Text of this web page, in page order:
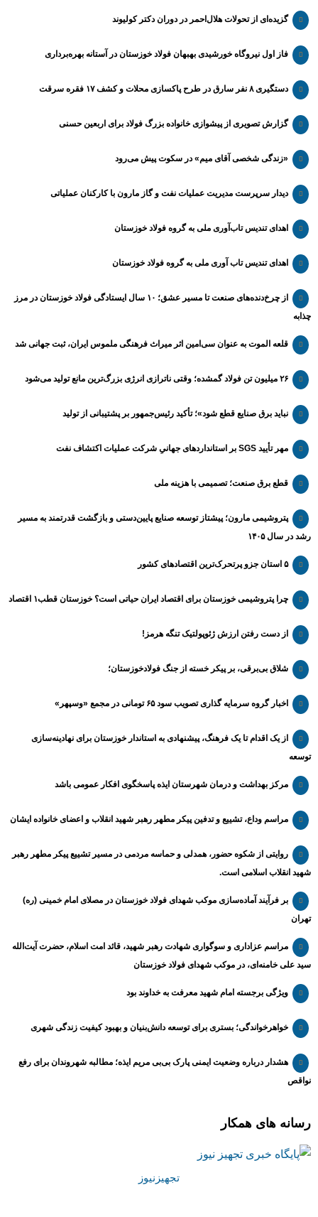
گزیده‌ای از تحولات هلال‌احمر در دوران دکتر کولیوند
فاز اول نیروگاه خورشیدی بهبهان فولاد خوزستان در آستانه بهره‌برداری
دستگیری ۸ نفر سارق در طرح پاکسازی محلات و کشف ۱۷ فقره سرقت
گزارش تصویری از پیشوازی خانواده بزرگ فولاد برای اربعین حسنی
«زندگی شخصی آقای میم» در سکوت پیش می‌رود
دیدار سرپرست مدیریت عملیات نفت و گاز مارون با کارکنان عملیاتی
اهدای تندیس تاب‌آوری ملی به گروه فولاد خوزستان
اهدای تندیس تاب آوری ملی به گروه فولاد خوزستان
از چرخ‌دنده‌های صنعت تا مسیر عشق؛ ۱۰ سال ایستادگی فولاد خوزستان در مرز
چذابه
قلعه الموت به عنوان سی‌امین اثر میراث‌ فرهنگی ملموس ایران، ثبت جهانی شد
۲۶ میلیون تن فولاد گمشده؛ وقتی ناترازی انرژی بزرگ‌ترین مانع تولید می‌شود
نباید برق صنایع قطع شود»؛ تأکید رئیس‌جمهور بر پشتیبانی از تولید
مهر تأیید SGS بر استانداردهای جهانیِ شرکت عملیات اکتشاف نفت
قطع برق صنعت؛ تصمیمی با هزینه ملی
پتروشیمی مارون؛ پیشتاز توسعه صنایع پایین‌دستی و بازگشت قدرتمند به مسیر
رشد در سال ۱۴۰۵
۵ استان جزو پرتحرک‌ترین اقتصاد‌های کشور
چرا پتروشیمی خوزستان برای اقتصاد ایران حیاتی است؟ خوزستان قطب۱ اقتصاد
از دست رفتن ارزش ژئوپولتیک تنگه هرمز!
شلاق‌ بی‌برقی، بر پیکر خسته‌ از جنگ فولادخوزستان؛
اخبار گروه سرمایه گذاری تصویب سود ۶۵ تومانی در مجمع «وسپهر»
از یک اقدام تا یک فرهنگ، پیشنهادی به استاندار خوزستان برای نهادینه‌سازی
توسعه
مرکز بهداشت و درمان شهرستان ایذه پاسخگوی افکار عمومی باشد
مراسم وداع، تشییع و تدفین پیکر مطهر رهبر شهید انقلاب و اعضای خانواده ایشان
روایتی از شکوه حضور، همدلی و حماسه مردمی در مسیر تشییع پیکر مطهر رهبر
شهید انقلاب اسلامی است.
بر فرآیند آماده‌سازی موکب شهدای فولاد خوزستان در مصلای امام خمینی (ره)
تهران
مراسم عزاداری و سوگواری شهادت رهبر شهید، قائد امت اسلام، حضرت آیت‌الله
سید علی خامنه‌ای، در موکب شهدای فولاد خوزستان
ویژگی برجسته امام شهید معرفت به خداوند بود
خواهرخواندگی؛ بستری برای توسعه دانش‌بنیان و بهبود کیفیت زندگی شهری
هشدار درباره وضعیت ایمنی پارک بی‌بی مریم ایذه؛ مطالبه شهروندان برای رفع
نواقص
رسانه های همکار
تجهیزنیوز